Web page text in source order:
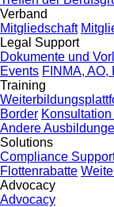
Verband
Mitgliedschaft
Legal Support
Dokumente und
Events FINMA, AO,
Training
Border
Andere
Solutions
Compliance
Flottenrabatte
Advocacy
Advocacy